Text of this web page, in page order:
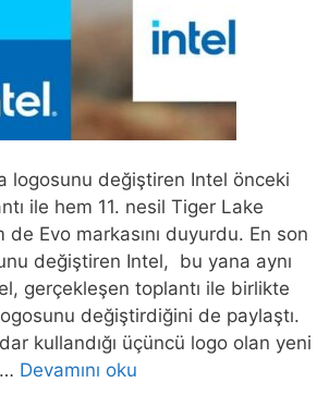
logosunu değiştiren Intel önceki
ile hem 11. nesil Tiger Lake
Evo markasını duyurdu. En son
değiştiren Intel, bu yana aynı
gerçekleşen toplantı ile birlikte
logosunu değiştirdiğini de paylaştı.
kullandığı üçüncü logo olan yeni
Devamını oku